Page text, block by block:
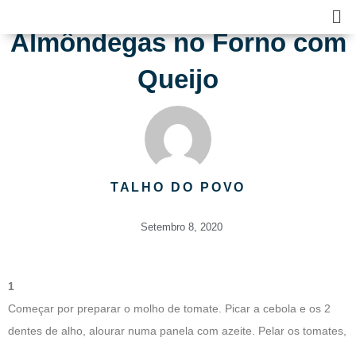
content
Almôndegas no Forno com
Queijo
TALHO DO POVO
Setembro 8, 2020
1
Começar por preparar o molho de tomate. Picar a cebola e os 2
dentes de alho, alourar numa panela com azeite. Pelar os tomates,